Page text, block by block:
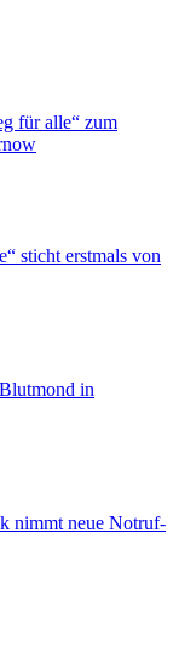
für alle“ zum
sticht erstmals von
in
nimmt neue Notruf-